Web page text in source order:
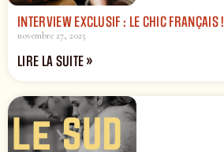
INTERVIEW EXCLUSIF : LE CHIC FRANÇAIS !
novembre 27, 2025
LIRE LA SUITE »